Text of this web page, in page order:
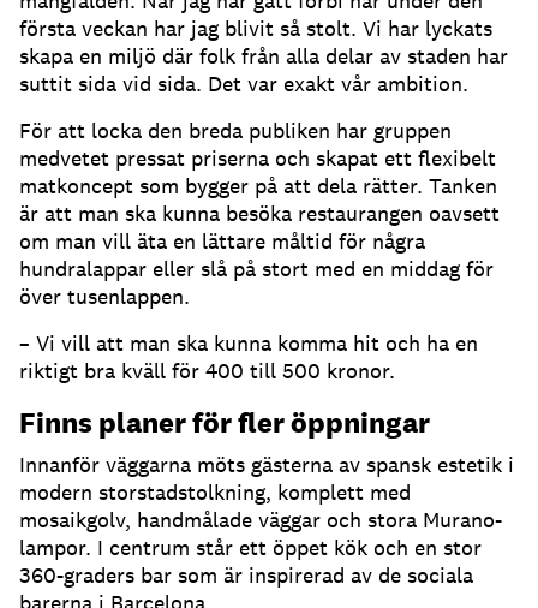
första veckan har jag blivit så stolt. Vi har lyckats
skapa en miljö där folk från alla delar av staden har
suttit sida vid sida. Det var exakt vår ambition.
För att locka den breda publiken har gruppen
medvetet pressat priserna och skapat ett flexibelt
matkoncept som bygger på att dela rätter. Tanken
är att man ska kunna besöka restaurangen oavsett
om man vill äta en lättare måltid för några
hundralappar eller slå på stort med en middag för
över tusenlappen.
– Vi vill att man ska kunna komma hit och ha en
riktigt bra kväll för 400 till 500 kronor.
Finns planer för fler öppningar
Innanför väggarna möts gästerna av spansk estetik i
modern storstadstolkning, komplett med
mosaikgolv, handmålade väggar och stora Murano-
lampor. I centrum står ett öppet kök och en stor
360-graders bar som är inspirerad av de sociala